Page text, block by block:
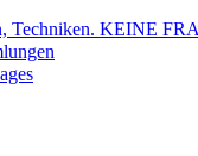
Techniken. KEINE